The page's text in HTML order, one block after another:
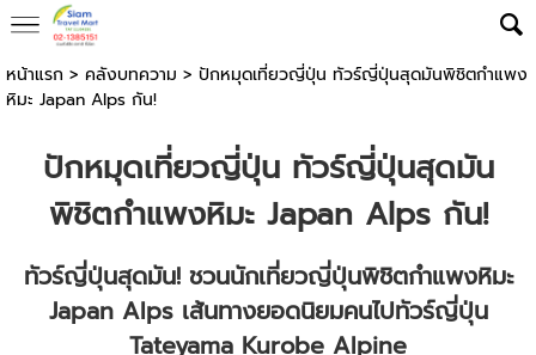
หน้าแรก > คลังบทความ > ปักหมุดเที่ยวญี่ปุ่น ทัวร์ญี่ปุ่นสุดมันพิชิตกำแพง
หิมะ Japan Alps กัน!
ปักหมุดเที่ยวญี่ปุ่น ทัวร์ญี่ปุ่นสุดมัน
พิชิตกำแพงหิมะ Japan Alps กัน!
ทัวร์ญี่ปุ่นสุดมัน! ชวนนักเที่ยวญี่ปุ่นพิชิตกำแพงหิมะ
Japan Alps เส้นทางยอดนิยมคนไปทัวร์ญี่ปุ่น
Tateyama Kurobe Alpine